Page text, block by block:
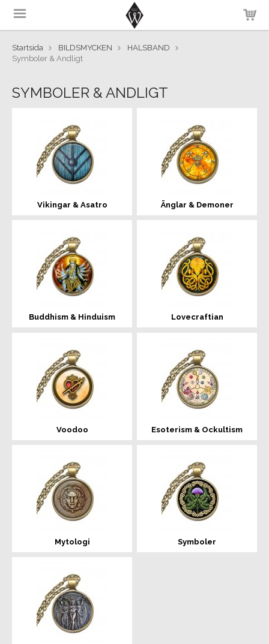
Startsida BILDSMYCKEN
HALSBAND
Symboler & Andligt
SYMBOLER & ANDLIGT
Vikingar & Asatro Änglar & Demoner
Buddhism & Hinduism Lovecraftian
Voodoo Esoterism & Ockultism
Mytologi Symboler